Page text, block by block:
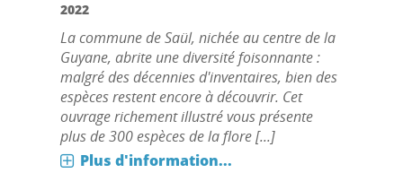
2022
La commune de Saül, nichée au centre de la
Guyane, abrite une diversité foisonnante :
malgré des décennies d'inventaires, bien des
espèces restent encore à découvrir. Cet
ouvrage richement illustré vous présente
plus de 300 espèces de la flore [...]
Plus d'information...